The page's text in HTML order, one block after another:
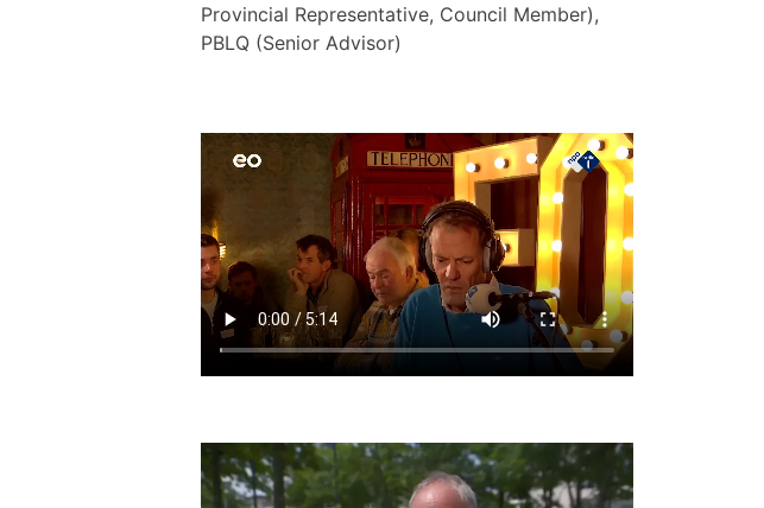
Provincial Representative, Council Member),
PBLQ (Senior Advisor)